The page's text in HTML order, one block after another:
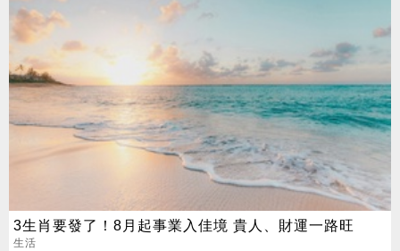
3生肖要發了！8月起事業入佳境 貴人、財運一路旺
生活